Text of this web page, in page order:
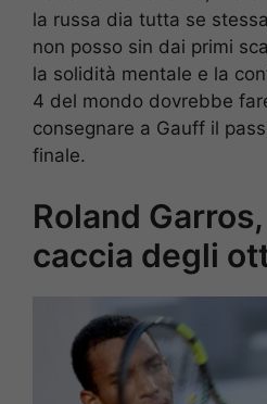
la russa dia tutta se
non posso sin dai primi
la solidità mentale e la
4 del mondo dovrebbe
consegnare a Gauff il
finale.
Roland
caccia degli